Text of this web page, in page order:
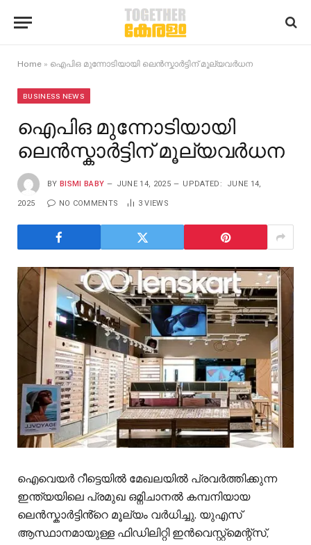
Home » ഐപിഒ മുന്നോടിയായി ലെൻസ്കാർട്ടിന് മൂല്യവർധന
BUSINESS NEWS
ഐപിഒ മുന്നോടിയായി
ലെൻസ്കാർട്ടിന് മൂല്യവർധന
BY BISMI BABY JUNE 14, 2025 UPDATED: JUNE 14,
2025 NO COMMENTS 3VIEWS
ഐവെയർ റീട്ടെയിൽ മേഖലയിൽ പ്രവർത്തിക്കുന്ന
ഇന്ത്യയിലെ പ്രമുഖ ഒമ്നിചാനൽ കമ്പനിയായ
ലെൻസ്കാർട്ടിൻ്റെ മൂല്യം വർധിച്ചു. യുഎസ്
ആസ്ഥാനമായുള്ള ഫിഡിലിറ്റി ഇൻവെസ്റ്റ്‌മെന്റ്‌സ്,